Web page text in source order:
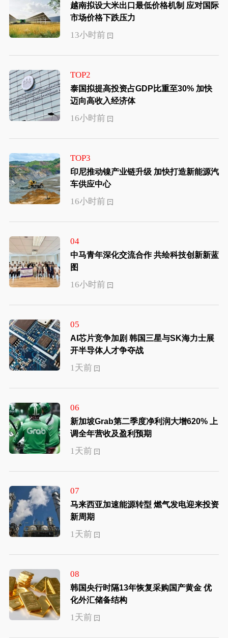
越南拟设大米出口最低价格机制 应对国际
市场价格下跌压力
13小时前
TOP2
泰国拟提高投资占GDP比重至30% 加快
迈向高收入经济体
16小时前
TOP3
印尼推动镍产业链升级 加快打造新能源汽
车供应中心
16小时前
04
中马青年深化交流合作 共绘科技创新新蓝
图
16小时前
05
AI芯片竞争加剧 韩国三星与SK海力士展
开半导体人才争夺战
1天前
06
新加坡Grab第二季度净利润大增620% 上
调全年营收及盈利预期
1天前
07
马来西亚加速能源转型 燃气发电迎来投资
新周期
1天前
08
韩国央行时隔13年恢复采购国产黄金 优
化外汇储备结构
1天前